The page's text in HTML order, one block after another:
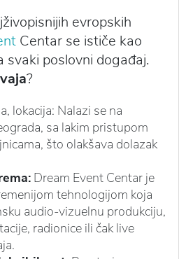
evropskih
Centar se ističe kao
svaki poslovni događaj.
?
lokacija: Nalazi se na
sa lakim pristupom
što olakšava dolazak
Dream Event Centar je
tehnologijom koja
audio-vizuelnu produkciju,
radionice ili čak live